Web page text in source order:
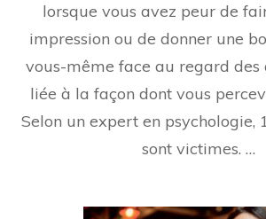
pour
lorsque vous avez peur de
impression ou de donner une
vous-même face au regard des
liée à la façon dont vous
Selon un expert en psychologie,
sont victimes. …